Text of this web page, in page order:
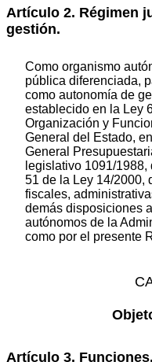
Artículo 2. Régimen
gestión.
Como organismo
pública diferenciada,
como autonomía de
establecido en la Ley
Organización y
General del Estado,
General
legislativo 1091/
51 de la Ley 14/2000,
fiscales,
demás disposiciones
autónomos de la
como por el presente
Artículo 3. Funciones.